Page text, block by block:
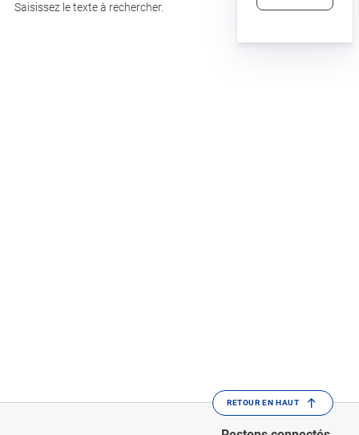
Saisissez le texte à rechercher.
RETOUR EN HAUT